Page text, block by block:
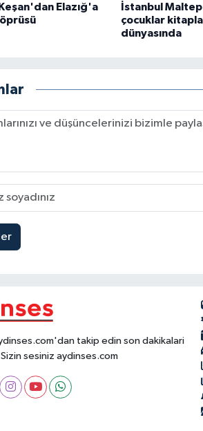
Elazığ'a
İstanbul
çocuklar
dünyasında
takip edin son dakikalari
Sizin sesiniz aydinses.com